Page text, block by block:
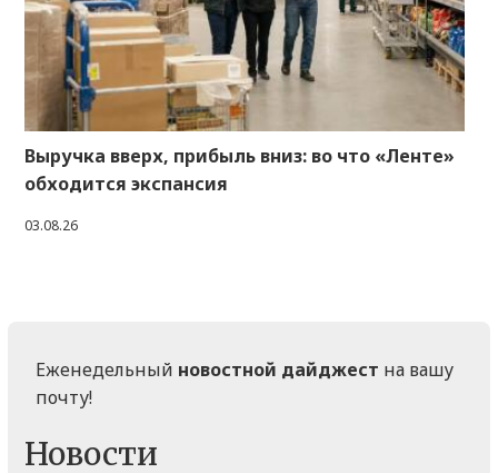
Выручка вверх, прибыль вниз: во что «Ленте»
обходится экспансия
03.08.26
Еженедельный новостной дайджест на вашу
почту!
Новости